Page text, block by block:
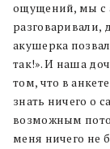
ощущений, мы с
разговаривали,
акушерка
так!». И наша
том, что в
знать ничего о
возможным
меня ничего не